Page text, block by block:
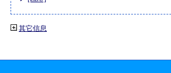
其它信息